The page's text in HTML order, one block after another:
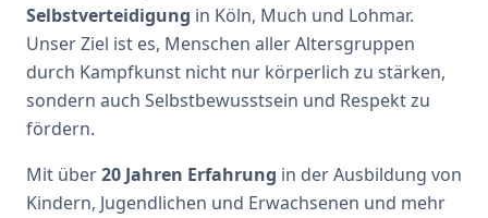
Selbstverteidigung in Köln, Much und Lohmar.
Unser Ziel ist es, Menschen aller Altersgruppen
durch Kampfkunst nicht nur körperlich zu stärken,
sondern auch Selbstbewusstsein und Respekt zu
fördern.
Mit über20 Jahren Erfahrung in der Ausbildung von
Kindern, Jugendlichen und Erwachsenen und mehr